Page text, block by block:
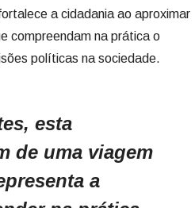
a cidadania ao aproximar
compreendam na prática o
políticas na sociedade.
esta
de uma viagem
a